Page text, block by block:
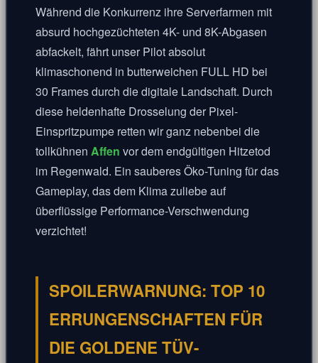
Während die Konkurrenz ihre Serverfarmen mit
absurd hochgezüchteten 4K- und 8K-Abgasen
abfackelt, fährt unser Pilot absolut
klimaschonend in butterweichen FULL HD bei
30 Frames durch die digitale Landschaft. Durch
diese heldenhafte Drosselung der Pixel-
Einspritzpumpe retten wir ganz nebenbei die
tollkühnen Affen vor dem endgültigen Hitzetod
im Regenwald. Ein sauberes Öko-Tuning für das
Gameplay, das dem Klima zuliebe auf
überflüssige Performance-Verschwendung
verzichtet!
SPOILERWARNUNG: TOP 10
ERRUNGENSCHAFTEN FÜR
DIE GOLDENE TÜV-